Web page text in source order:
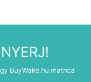
BuyWake.hu matrica